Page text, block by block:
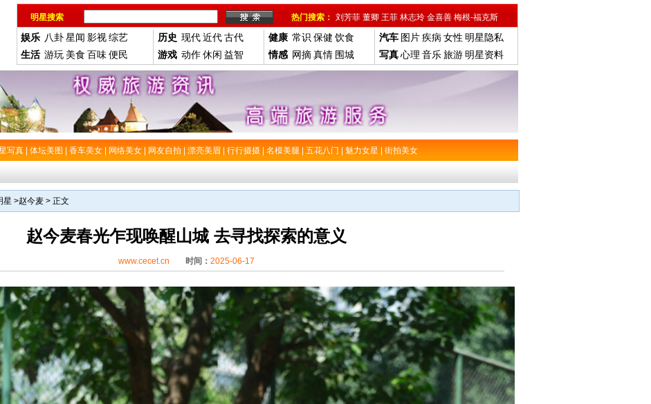
明星搜索 热门搜索： 刘芳菲 董卿 王菲 林志玲 金喜善 梅根-福克斯
娱乐 八卦星闻 影视综艺
生活 游玩 美食 百味便民
历史 现代近代古代
游戏 动作休闲 益智
健康 常识 保健 饮食
情感 网摘真情 围城
汽车 图片疾病 女性 明星隐私
写真心理 音乐旅游 明星资料
写真 体坛美图 香车美女 网络美女 网友自拍 漂亮美眉 行行摄摄 名模美腿 五花八门 魅力女星 街拍美女
星 >赵今麦 > 正文
赵今麦春光乍现唤醒山城 去寻找探索的意义
www.cecet.cn 时间： 2025-06-17